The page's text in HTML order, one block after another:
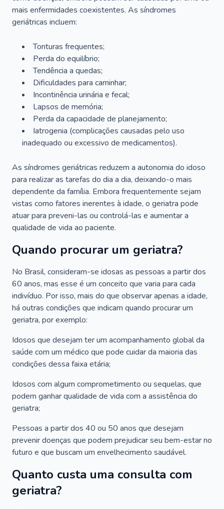
mais enfermidades coexistentes. As síndromes
geriátricas incluem:
Tonturas frequentes;
Perda do equilíbrio;
Tendência a quedas;
Dificuldades para caminhar;
Incontinência urinária e fecal;
Lapsos de memória;
Perda da capacidade de planejamento;
Iatrogenia (complicações causadas pelo uso
inadequado ou excessivo de medicamentos).
As síndromes geriátricas reduzem a autonomia do idoso
para realizar as tarefas do dia a dia, deixando-o mais
dependente da família. Embora frequentemente sejam
vistas como fatores inerentes à idade, o geriatra pode
atuar para preveni-las ou controlá-las e aumentar a
qualidade de vida ao paciente.
Quando procurar um geriatra?
No Brasil, consideram-se idosas as pessoas a partir dos
60 anos, mas esse é um conceito que varia para cada
indivíduo. Por isso, mais do que observar apenas a idade,
há outras condições que indicam quando procurar um
geriatra, por exemplo:
Idosos que desejam ter um acompanhamento global da
saúde com um médico que pode cuidar da maioria das
condições dessa faixa etária;
Idosos com algum comprometimento ou sequelas, que
podem ganhar qualidade de vida com a assistência do
geriatra;
Pessoas a partir dos 40 ou 50 anos que desejam
prevenir doenças que podem prejudicar seu bem-estar no
futuro e que buscam um envelhecimento saudável.
Quanto custa uma consulta com
geriatra?